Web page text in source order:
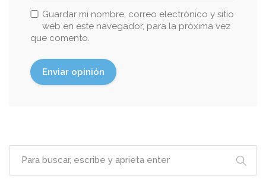
Guardar mi nombre, correo electrónico y sitio
web en este navegador, para la próxima vez
que comento.